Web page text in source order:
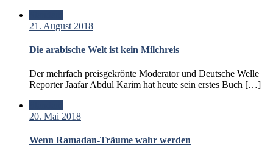
21. August 2018
Die arabische Welt ist kein Milchreis
Der mehrfach preisgekrönte Moderator und Deutsche Welle
Reporter Jaafar Abdul Karim hat heute sein erstes Buch […]
20. Mai 2018
Wenn Ramadan-Träume wahr werden